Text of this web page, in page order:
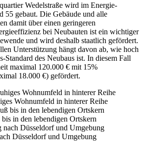
Wedelstraße wird im Energie-
55 gebaut. Die Gebäude und alle
damit über einen geringeren
bei Neubauten ist ein wichtiger
und wird deshalb staatlich gefördert.
Unter­stützung hängt davon ab, wie hoch
des Neubaus ist. In diesem Fall
maximal 120.000 € mit 15%
18.000 €) gefördert.
Wohnumfeld in hinterer Reihe
in den lebendigen Ortskern
Düsseldorf und Umgebung